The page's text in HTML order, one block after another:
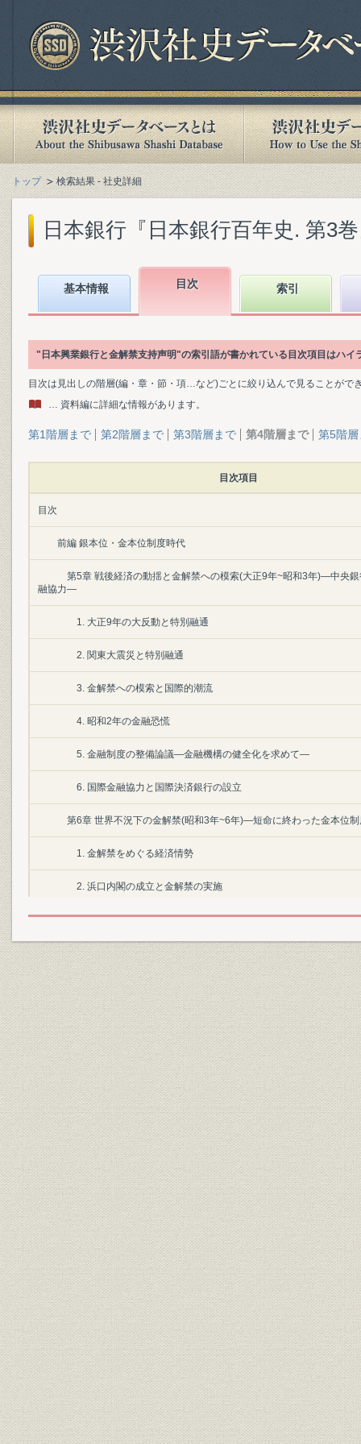
トップ 検索結果 - 社史詳細
日本銀行『日本銀行百年史. 第3
基本情報 目次 索引
"日本興業銀行と金解禁支持声明"の索引語が書かれている目次項目はハイ
目次は見出しの階層(編・章・節・項…など)ごとに絞り込んで見ることがで
… 資料編に詳細な情報があります。
第1階層まで 第2階層まで 第3階層まで 第4階層まで 第5階層
目次項目
目次
前編 銀本位・金本位制度時代
第5章 戦後経済の動揺と金解禁への模索(大正9年~昭和3年)―中央
融協力―
1. 大正9年の大反動と特別融通
2. 関東大震災と特別融通
3. 金解禁への模索と国際的潮流
4. 昭和2年の金融恐慌
5. 金融制度の整備論議―金融機構の健全化を求めて―
6. 国際金融協力と国際決済銀行の設立
第6章 世界不況下の金解禁(昭和3年~6年)―短命に終わった金本位
1. 金解禁をめぐる経済情勢
2. 浜口内閣の成立と金解禁の実施
3. 金解禁下における金融経済情勢
4. 世界不況の深刻化と金本位制度の崩壊
5. 昭和5年の日本銀行制度改革論議
表目次
第5章
表1-1 大正9年反動時の本行特別融通状況
表1-2 銀行支払準備資金特別融通状況
表1-3 株式市場救済資金融通状況
表1-4 大正11年銀行動揺時の本行特別融通の内訳
表2-1 日本銀行主要勘定
表2-2 府県別の震災後臨時取引先銀行数
表2-3 本店取扱い震災後臨時取引先銀行
表2-4 本店融通高
表2-5 在外正貨高
表2-6 大正9年財界反動期と大正12年震災期との比較
表2-7 震災手形割引残高